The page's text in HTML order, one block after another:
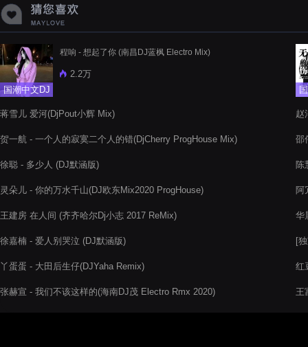
国潮中文DJ
程响 - 想起了你 (南昌DJ蓝枫 Electro Mix)
2.2万
蒋雪儿 爱河(DjPout小辉 Mix)
贺一航 - 一个人的寂寞二个人的错(DjCherry ProgHouse Mix)
徐聪 - 多少人 (DJ默涵版)
灵朵儿 - 你的万水千山(DJ欧东Mix2020 ProgHouse)
王建房 在人间 (齐齐哈尔Dj小志 2017 ReMix)
徐嘉楠 - 爱人别哭泣 (DJ默涵版)
丫蛋蛋 - 大田后生仔(DJYaha Remix)
张赫宣 - 我们不该这样的(海南DJ茂 Electro Rmx 2020)
赵
邵
陈
阿
华
[
红
王